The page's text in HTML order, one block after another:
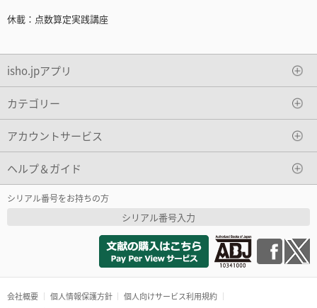
休載：点数算定実践講座
isho.jpアプリ
カテゴリー
アカウントサービス
ヘルプ＆ガイド
シリアル番号をお持ちの方
シリアル番号入力
会社概要 個人情報保護方針
個人向けサービス利用規約